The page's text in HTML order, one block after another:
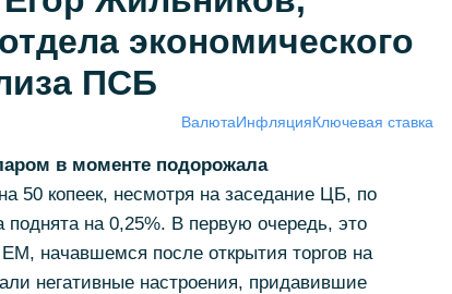
экономического
ПСБ
ВалютаИнфляцияКлючевая ставка
в моменте подорожала
50 копеек, несмотря на заседание ЦБ, по
поднята на 0,25%. В первую очередь, это
начавшемся после открытия торгов на
негативные настроения, придавившие